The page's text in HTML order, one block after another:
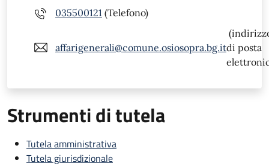
035500121 (Telefono)
affarigenerali@comune.osiosopra.bg.itdi posta
Strumenti di tutela
Tutela amministrativa
Tutela giurisdizionale